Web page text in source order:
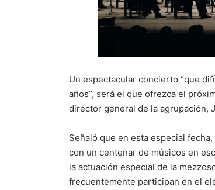
Un espectacular concierto “que
años”, será el que ofrezca el
director general de la agrupación,
Señaló que en esta especial
con un centenar de músicos en
la actuación especial de la
frecuentemente participan en el